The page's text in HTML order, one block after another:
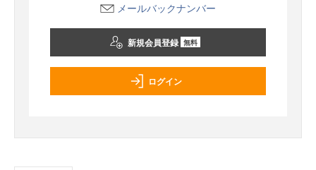
メールバックナンバー
新規会員登録 無料
ログイン